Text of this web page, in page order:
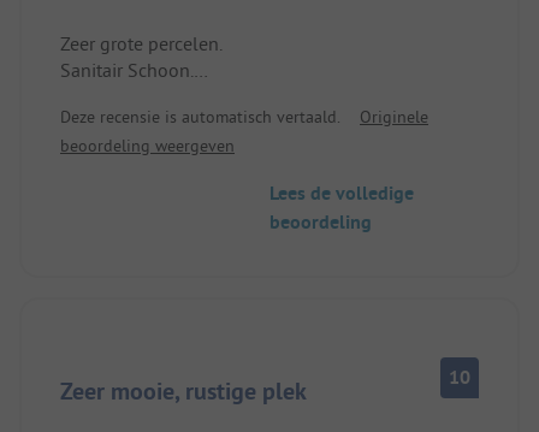
Zeer grote percelen.
Sanitair Schoon.
Deze recensie is automatisch vertaald.
Originele
beoordeling weergeven
Lees de volledige
beoordeling
Zeer mooie, rustige plek 10